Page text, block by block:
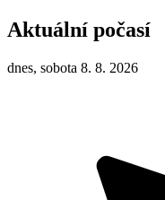
Aktuální počasí
dnes, sobota 8. 8. 2026